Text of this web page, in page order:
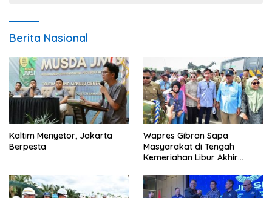
Berita Nasional
Kaltim Menyetor, Jakarta
Berpesta
Wapres Gibran Sapa
Masyarakat di Tengah
Kemeriahan Libur Akhir